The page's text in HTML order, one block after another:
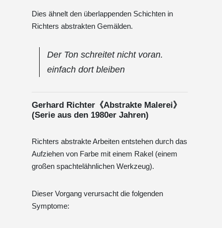
Dies ähnelt den überlappenden Schichten in
Richters abstrakten Gemälden.
Der Ton schreitet nicht voran.
einfach dort bleiben
Gerhard Richter《Abstrakte Malerei》
(Serie aus den 1980er Jahren)
Richters abstrakte Arbeiten entstehen durch das
Aufziehen von Farbe mit einem Rakel (einem
großen spachtelähnlichen Werkzeug).
Dieser Vorgang verursacht die folgenden
Symptome: